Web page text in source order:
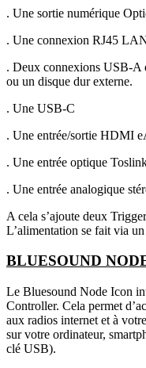
. Une sortie numérique
. Une connexion RJ45
. Deux connexions USB-A
ou un disque dur externe.
. Une USB-C
. Une entrée/sortie HDMI
. Une entrée optique
. Une entrée analogique
A cela s’ajoute deux
L’alimentation se fait via
BLUESOUND
Le Bluesound Node Icon
Controller. Cela permet
aux radios internet et à
sur votre ordinateur,
clé USB).